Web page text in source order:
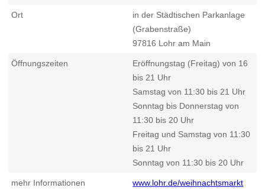
Ort
in der Städtischen Parkanlage
(Grabenstraße)
97816 Lohr am Main
Öffnungszeiten
Eröffnungstag (Freitag) von 16
bis 21 Uhr
Samstag von 11:30 bis 21 Uhr
Sonntag bis Donnerstag von
11:30 bis 20 Uhr
Freitag und Samstag von 11:30
bis 21 Uhr
Sonntag von 11:30 bis 20 Uhr
mehr Informationen www.lohr.de/weihnachtsmarkt